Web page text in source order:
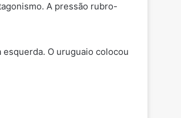
A pressão rubro-
O uruguaio colocou